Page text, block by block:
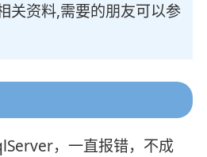
关资料,需要的朋友可以参
，一直报错，不成